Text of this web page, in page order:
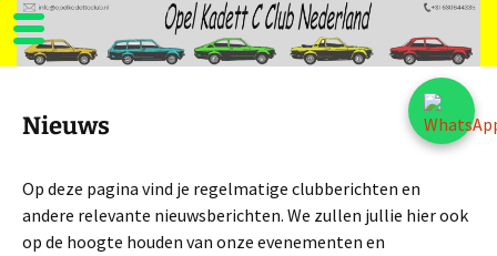
Nieuws
Op deze pagina vind je regelmatige clubberichten en
andere relevante nieuwsberichten. We zullen jullie hier ook
op de hoogte houden van onze evenementen en